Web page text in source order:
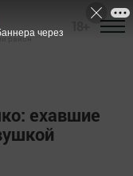
район
ехавшие
через